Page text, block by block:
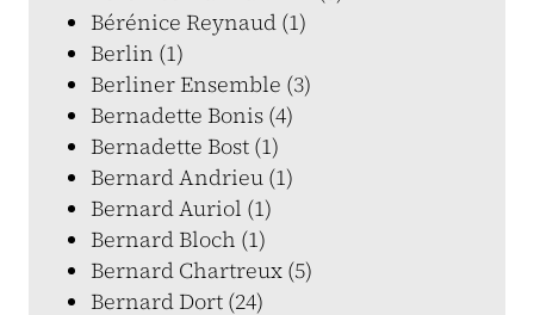
Bérénice Reynaud (1)
Berlin (1)
Berliner Ensemble (3)
Bernadette Bonis (4)
Bernadette Bost (1)
Bernard Andrieu (1)
Bernard Auriol (1)
Bernard Bloch (1)
Bernard Chartreux (5)
Bernard Dort (24)